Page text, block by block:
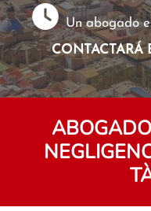
Un abogado
CONTACTARÁ